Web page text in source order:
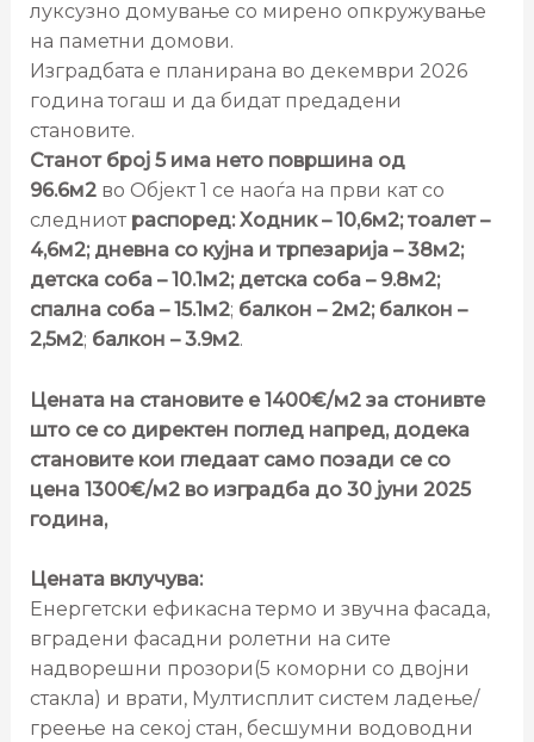
луксузно домување со мирено опкружување
на паметни домови.
Изградбата е планирана во декември 2026
година тогаш и да бидат предадени
становите.
Станот број 5 има нето површина од
96.6м2во Објект 1 се наоѓа на први кат со
следниот распоред: Ходник – 10,6м2; тоалет –
4,6м2; дневна со кујна и трпезарија – 38м2;
детска соба – 10.1м2; детска соба – 9.8м2;
спална соба – 15.1м2; балкон – 2м2; балкон –
2,5м2; балкон – 3.9м2.
Цената на становите е 1400€/м2 за стонивте
што се со директен поглед напред, додека
становите кои гледаат само позади се со
цена 1300€/м2 во изградба до 30 јуни 2025
година,
Цената вклучува:
Енергетски ефикасна термо и звучна фасада,
вградени фасадни ролетни на сите
надворешни прозори(5 коморни со двојни
стакла) и врати, Мултисплит систем ладење/
греење на секој стан, бесшумни водоводни